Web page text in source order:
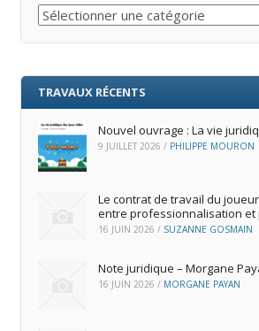
Catégories
TRAVAUX RÉCENTS
Nouvel ouvrage : La vie
9 JUILLET 2026 / PHILIPPE MOURON
Le contrat de travail du joueur
entre professionnalisation et
16 JUIN 2026 / SUZANNE GOSMAIN
Note juridique – Morgane
16 JUIN 2026 / MORGANE PAYAN